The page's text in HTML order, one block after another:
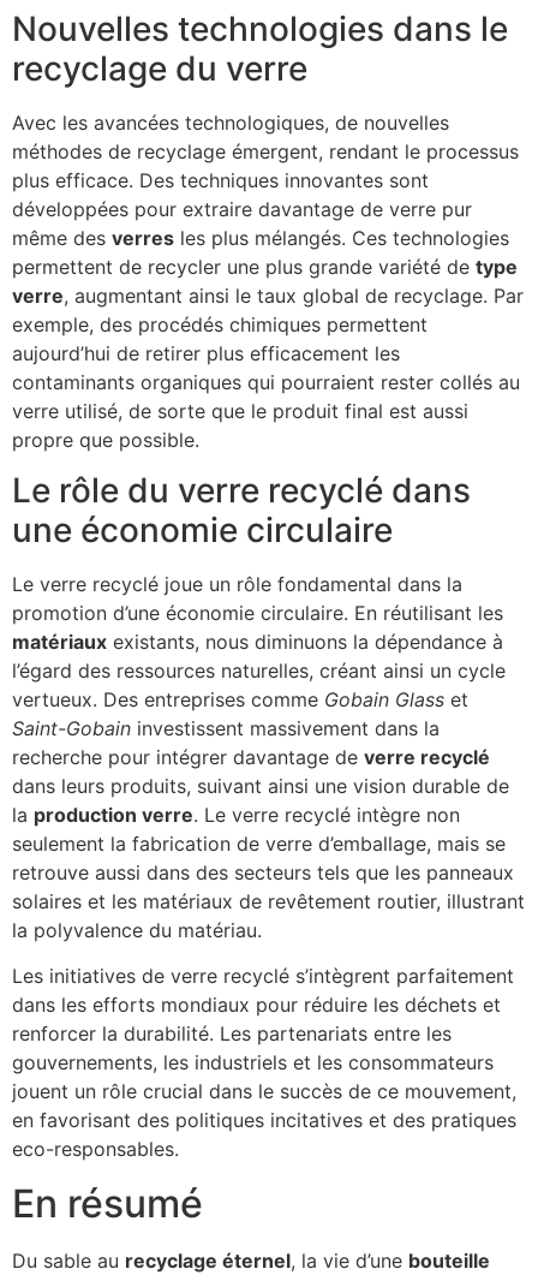
Nouvelles technologies dans le
recyclage du verre
Avec les avancées technologiques, de nouvelles
méthodes de recyclage émergent, rendant le processus
plus efficace. Des techniques innovantes sont
développées pour extraire davantage de verre pur
même des verres les plus mélangés. Ces technologies
permettent de recycler une plus grande variété de type
verre, augmentant ainsi le taux global de recyclage. Par
exemple, des procédés chimiques permettent
aujourd’hui de retirer plus efficacement les
contaminants organiques qui pourraient rester collés au
verre utilisé, de sorte que le produit final est aussi
propre que possible.
Le rôle du verre recyclé dans
une économie circulaire
Le verre recyclé joue un rôle fondamental dans la
promotion d’une économie circulaire. En réutilisant les
matériaux existants, nous diminuons la dépendance à
l’égard des ressources naturelles, créant ainsi un cycle
vertueux. Des entreprises comme Gobain Glass et
Saint-Gobain investissent massivement dans la
recherche pour intégrer davantage de verre recyclé
dans leurs produits, suivant ainsi une vision durable de
la production verre. Le verre recyclé intègre non
seulement la fabrication de verre d’emballage, mais se
retrouve aussi dans des secteurs tels que les panneaux
solaires et les matériaux de revêtement routier, illustrant
la polyvalence du matériau.
Les initiatives de verre recyclé s’intègrent parfaitement
dans les efforts mondiaux pour réduire les déchets et
renforcer la durabilité. Les partenariats entre les
gouvernements, les industriels et les consommateurs
jouent un rôle crucial dans le succès de ce mouvement,
en favorisant des politiques incitatives et des pratiques
eco-responsables.
En résumé
Du sable au recyclage éternel, la vie d’une bouteille